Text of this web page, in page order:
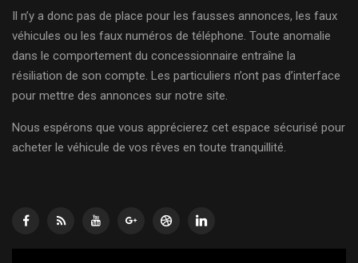
Il n’y a donc pas de place pour les fausses annonces, les faux
véhicules ou les faux numéros de téléphone. Toute anomalie
dans le comportement du concessionnaire entraîne la
résiliation de son compte. Les particuliers n’ont pas d’interface
pour mettre des annonces sur notre site.
Nous espérons que vous apprécierez cet espace sécurisé pour
acheter le véhicule de vos rêves en toute tranquillité.